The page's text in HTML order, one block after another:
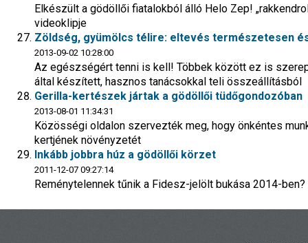
Elkészült a gödöllői fiatalokból álló Helo Zep!
videoklipje
Zöldség, gyümölcs télire: eltevés természetesen
2013-09-02 10:28:00
Az egészségért tenni is kell! Többek között ez is
által készített, hasznos tanácsokkal teli összeállításból
Gerilla-kertészek jártak a gödöllői tüdőgondozóban
2013-08-01 11:34:31
Közösségi oldalon szervezték meg, hogy önkéntes
kertjének növényzetét
Inkább jobbra húz a gödöllői körzet
2011-12-07 09:27:14
Reménytelennek tűnik a Fidesz-jelölt bukása 2014-ben?